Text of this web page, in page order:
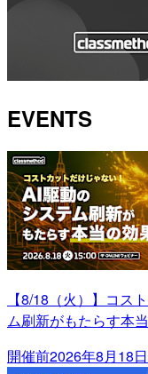
EVENTS
【8/18（火）】コス
ム刷新がもたらす本
開催前2026年8月18